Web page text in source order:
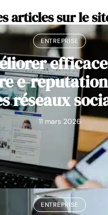
articles sur le
ENTREPRISE
e-
réseaux
11 mars 2026
ENTREPRISE